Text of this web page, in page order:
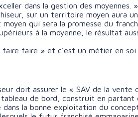
dans la gestion des moyennes. ».
sur un territoire moyen aura
qui sera la promesse du
à la moyenne, le résultat
faire » et c’est un métier en soi.
doit assurer le « SAV de la vente
de bord, construit en partant
la bonne exploitation du